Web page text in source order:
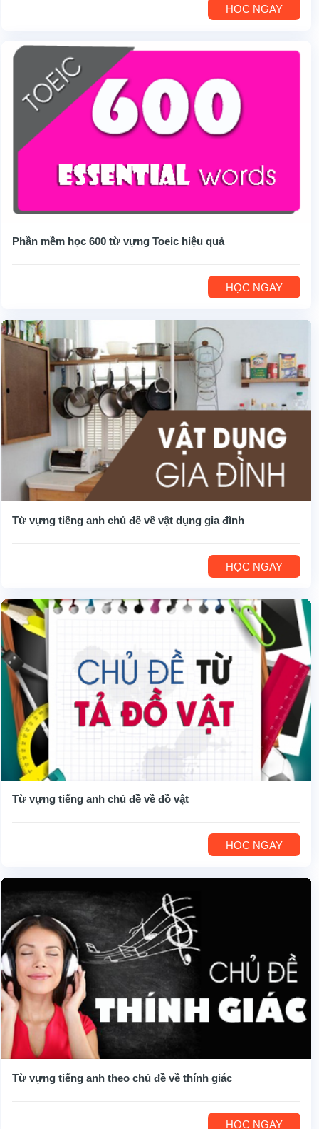
HỌC NGAY
Phần mềm học 600 từ vựng Toeic hiệu quả
HỌC NGAY
Từ vựng tiếng anh chủ đề về vật dụng gia đình
HỌC NGAY
Từ vựng tiếng anh chủ đề về đồ vật
HỌC NGAY
Từ vựng tiếng anh theo chủ đề về thính giác
HỌC NGAY